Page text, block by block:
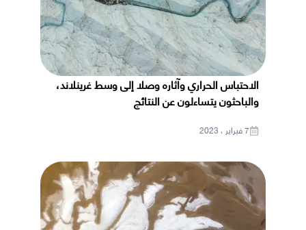
الاحتباس الحراري وآثاره وصلا إلى وسط غرينلاند،
والباحثون يتساءلون عن النتائج
7 فبراير ، 2023